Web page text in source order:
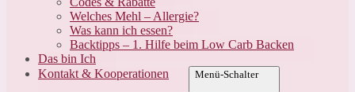
Welches Mehl – Allergie?
Was kann ich essen?
Backtipps – 1. Hilfe beim Low Carb Backen
Das bin Ich
Kontakt & Kooperationen
Menü-Schalter